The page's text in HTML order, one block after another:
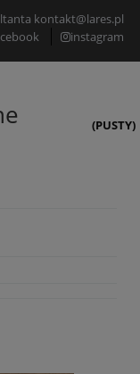
kontakt@lares.pl
instagram
(PUSTY)